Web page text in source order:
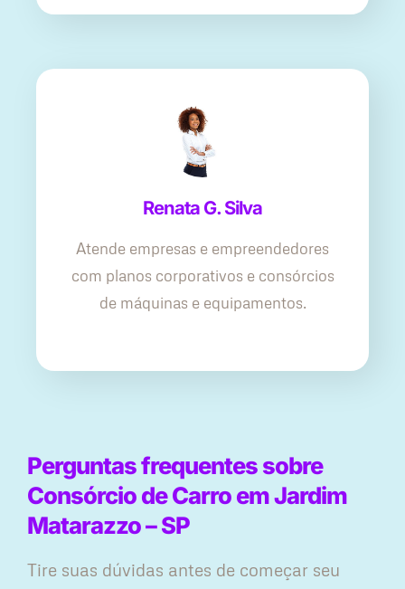
Renata G. Silva
Atende empresas e empreendedores
com planos corporativos e consórcios
de máquinas e equipamentos.
Perguntas frequentes sobre
Consórcio de Carro em Jardim
Matarazzo – SP
Tire suas dúvidas antes de começar seu